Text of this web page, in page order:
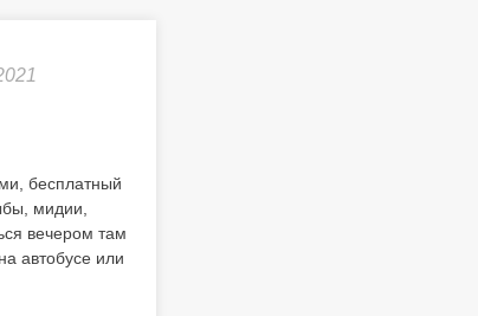
бесплатный
мидии,
вечером там
автобусе или